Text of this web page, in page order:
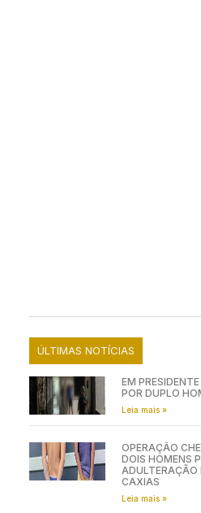
ÚLTIMAS NOTÍCIAS
EM
POR DUPLO
Leia mais »
OPERAÇÃO
DOIS HOMENS
ADULTERAÇÃO
CAXIAS
Leia mais »